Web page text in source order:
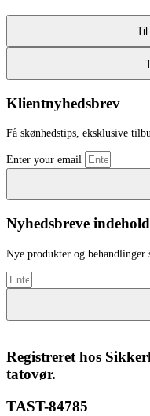
Klientnyhedsbrev
Få skønhedstips, eksklusive
Enter your email
Nyhedsbreve
Nye produkter og behandlinger
Registreret hos
tatovør.
TAST-84785